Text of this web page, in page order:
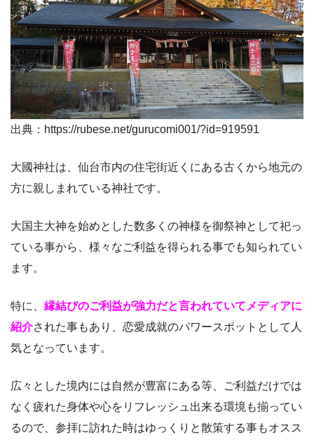
出典：https://rubese.net/gurucomi001/?id=919591
大國神社は、仙台市内の住宅街近くにある古くから地元の
方に親しまれている神社です。
大国主大神を始めとした数多くの神様を御祭神として祀っ
ている事から、様々なご利益を得られる事でも知られてい
ます。
特に、 縁結びのご利益が強力だと言われていてメディアに
紹介された事もあり、恋愛成就のパワースポットとして人
気となっています。
広々とした境内には自然が豊富にある等、ご利益だけでは
なく疲れた身体や心をリフレッシュ出来る環境も揃ってい
るので、参拝に訪れた時はゆっくりと散策する事もオスス